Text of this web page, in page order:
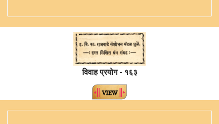
विवाह प्रयोग - १६३